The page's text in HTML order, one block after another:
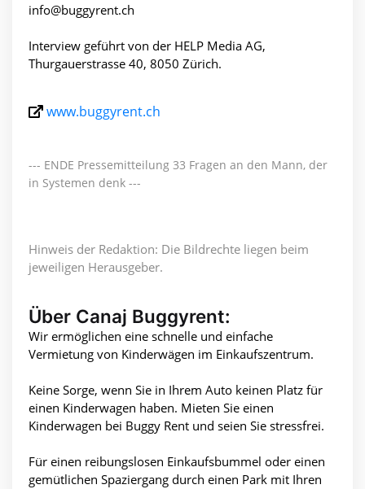
info@buggyrent.ch
Interview geführt von der HELP Media AG,
Thurgauerstrasse 40, 8050 Zürich.
www.buggyrent.ch
--- ENDE Pressemitteilung 33 Fragen an den Mann, der
in Systemen denk ---
Hinweis der Redaktion: Die Bildrechte liegen beim
jeweiligen Herausgeber.
Über Canaj Buggyrent:
Wir ermöglichen eine schnelle und einfache
Vermietung von Kinderwägen im Einkaufszentrum.
Keine Sorge, wenn Sie in Ihrem Auto keinen Platz für
einen Kinderwagen haben. Mieten Sie einen
Kinderwagen bei Buggy Rent und seien Sie stressfrei.
Für einen reibungslosen Einkaufsbummel oder einen
gemütlichen Spaziergang durch einen Park mit Ihren